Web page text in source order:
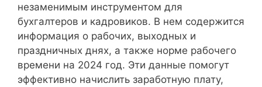
незаменимым инструментом для
бухгалтеров и кадровиков. В нем содержится
информация о рабочих, выходных и
праздничных днях, а также норме рабочего
времени на 2024 год. Эти данные помогут
эффективно начислить заработную плату,